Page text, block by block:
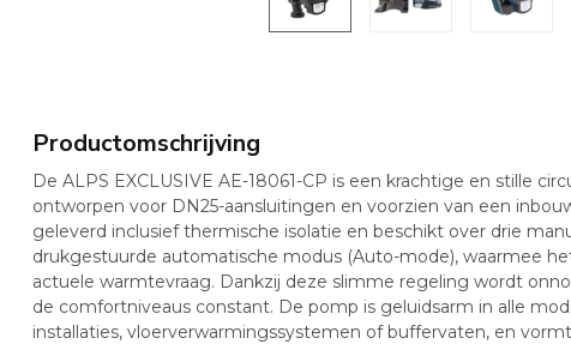
Productomschrijving
De ALPS EXCLUSIVE AE-18061-CP is een krachtige en stille
ontworpen voor DN25-aansluitingen en voorzien van een
geleverd inclusief thermische isolatie en beschikt over drie
drukgestuurde automatische modus (Auto-mode), waarmee
actuele warmtevraag. Dankzij deze slimme regeling wordt
de comfortniveaus constant. De pomp is geluidsarm in alle
installaties, vloerverwarmingssystemen of buffervaten, en